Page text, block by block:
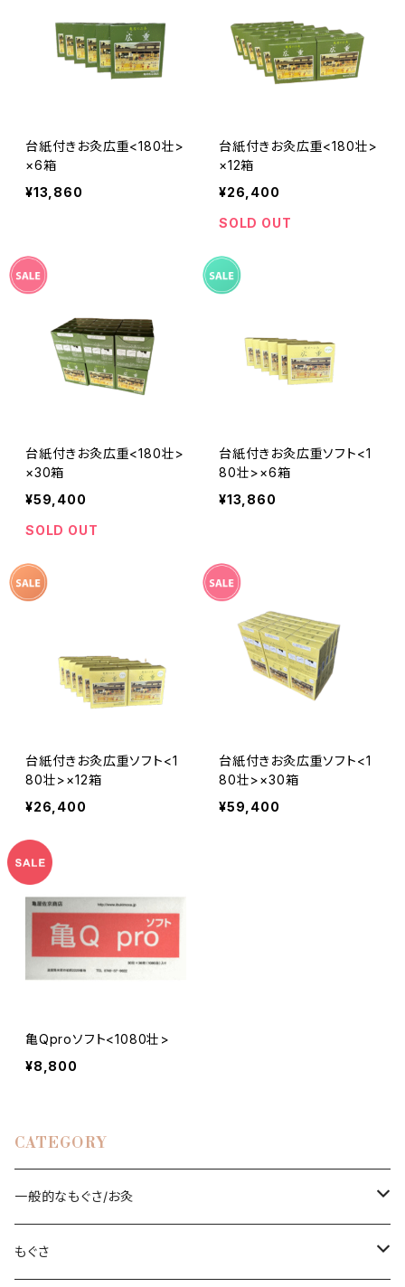
台紙付きお灸広重<180壮>
×6箱
¥13,860
台紙付きお灸広重<180壮>
×12箱
¥26,400
SOLD OUT
台紙付きお灸広重<180壮>
×30箱
¥59,400
SOLD OUT
台紙付きお灸広重ソフト<1
80壮>×6箱
¥13,860
台紙付きお灸広重ソフト<1
80壮>×12箱
¥26,400
台紙付きお灸広重ソフト<1
80壮>×30箱
¥59,400
亀Qproソフト<1080壮>
¥8,800
CATEGORY
一般的なもぐさ/お灸
もぐさ
もぐさ